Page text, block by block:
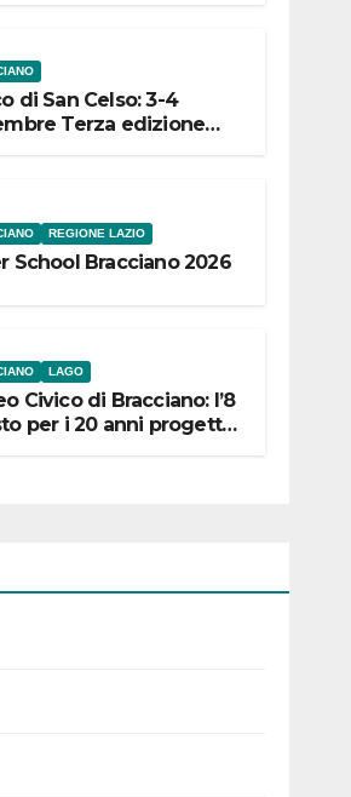
di San Celso: 3-4
Terza edizione
REGIONE LAZIO
School Bracciano 2026
LAGO
Civico di Bracciano: l’8
per i 20 anni progetto